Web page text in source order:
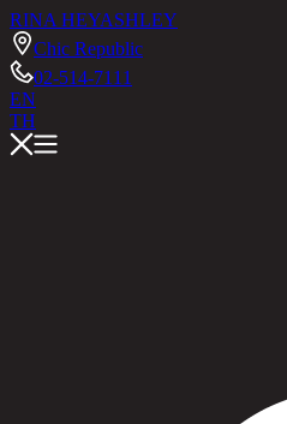
RINA HEYASHLEY
Chic Republic
02-514-7111
EN
TH